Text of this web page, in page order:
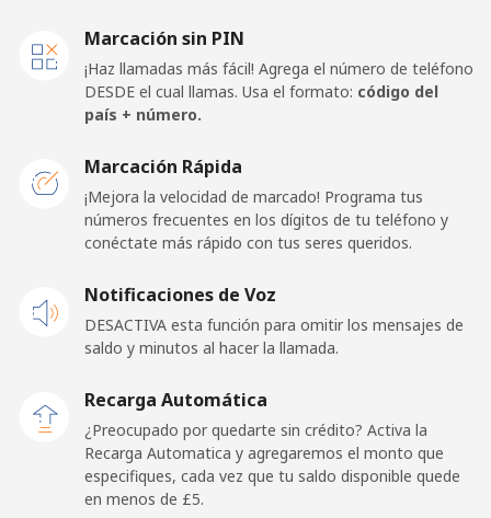
Línea fija ⁦33.9p⁩
⁦33.9p⁩ 14 min por ⁦£5⁩ ⁦11p⁩
Línea fija ⁦24.5p⁩ 20 min por ⁦£5⁩
⁦25.9p⁩ 19 min por ⁦£5⁩
Celular ⁦7.9p⁩ 63 min por ⁦£5⁩ ⁦11p⁩
Marcación sin PIN
¡Haz llamadas más fácil! Agrega el número de teléfono
DESDE el cual llamas. Usa el formato: código del
país + número.
Marcación Rápida
¡Mejora la velocidad de marcado! Programa tus
números frecuentes en los dígitos de tu teléfono y
conéctate más rápido con tus seres queridos.
Notificaciones de Voz
DESACTIVA esta función para omitir los mensajes de
saldo y minutos al hacer la llamada.
Recarga Automática
¿Preocupado por quedarte sin crédito? Activa la
Recarga Automatica y agregaremos el monto que
especifiques, cada vez que tu saldo disponible quede
en menos de ⁦£5⁩.